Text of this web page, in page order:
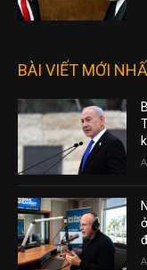
BÀI VIẾT MỚI